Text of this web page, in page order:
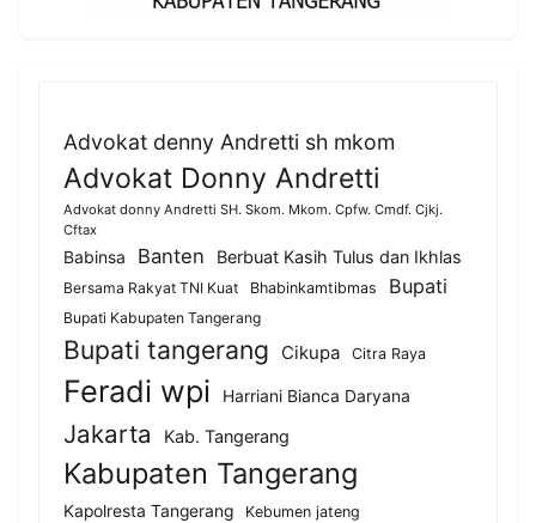
Advokat denny Andretti sh mkom
Advokat Donny Andretti
Advokat donny Andretti SH. Skom. Mkom. Cpfw. Cmdf. Cjkj.
Cftax
Babinsa Banten Berbuat Kasih Tulus dan Ikhlas
Bersama Rakyat TNI Kuat Bhabinkamtibmas Bupati
Bupati Kabupaten Tangerang
Bupati tangerang Cikupa Citra Raya
Feradi wpi Harriani Bianca Daryana
Jakarta Kab. Tangerang
Kabupaten Tangerang
Kapolresta Tangerang Kebumen jateng